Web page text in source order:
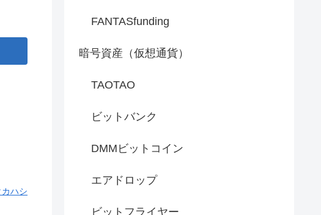
カハシ
FANTASfunding
暗号資産（仮想通貨）
TAOTAO
ビットバンク
DMMビットコイン
エアドロップ
ビットフライヤー